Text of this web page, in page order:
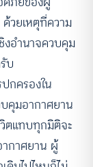
วยเหตุที่ความ
งอำนาจควบคุม
บ
กครองใน
คุมอากาศยาน
ตแทบทุกมิติจะ
กาศยาน ผู้